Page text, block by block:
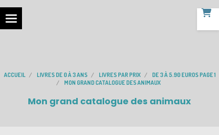
ACCUEIL LIVRES DE 0 À 3 ANS LIVRES PAR PRIX
DE 3 À 5.90 EUROS PAGE 1
MON GRAND CATALOGUE DES ANIMAUX
Mon grand catalogue des animaux